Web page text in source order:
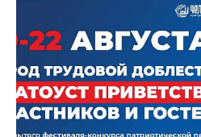
несвоевременно приняли меры
“перемерзания” общей домовой
многоквартирного дома,
ресурсоснабжающей
— сообщила начальник Главного
Настенко. В следующий раз,
Госжилинспекции, службы должны
оперативно делиться информацией
заинтересованными – от